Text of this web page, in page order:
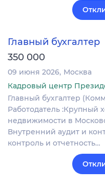
Главный бухгалтер
350 000
09 июня 2026 Москва
Кадровый центр
Главный бухгалтер
Работодатель :Крупный
недвижимости в
Внутренний аудит и
контроль и отчетность…